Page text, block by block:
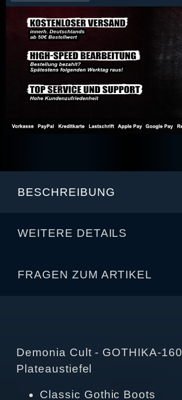
BESCHREIBUNG
WEITERE DETAILS
FRAGEN ZUM ARTIKEL
Demonia Cult - GOTHIKA-160
Plateaustiefel
Classic Gothic Boots